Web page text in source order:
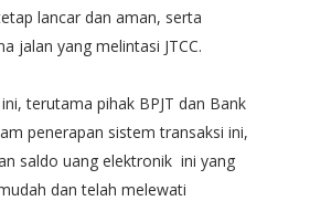
lancar dan aman, serta
jalan yang melintasi JTCC.
terutama pihak BPJT dan Bank
penerapan sistem transaksi ini,
saldo uang elektronik ini yang
dan telah melewati